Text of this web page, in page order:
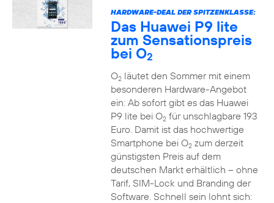
HARDWARE-DEAL DER SPITZENKLASSE:
Das Huawei P9 lite
zum Sensationspreis
bei O2
O2läutet den Sommer mit einem
besonderen Hardware-Angebot
ein: Ab sofort gibt es das Huawei
P9 lite bei O2für unschlagbare 193
Euro. Damit ist das hochwertige
Smartphone bei O2zum derzeit
günstigsten Preis auf dem
deutschen Markt erhältlich – ohne
Tarif, SIM-Lock und Branding der
Software. Schnell sein lohnt sich: